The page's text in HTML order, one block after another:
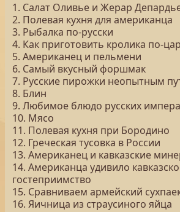
1. Салат Оливье и Жерар
2. Полевая кухня для американца
3. Рыбалка по-русски
4. Как приготовить кролика по-
5. Американец и пельмени
6. Самый вкусный форшмак
7. Русские пирожки неопытным
8. Блин
9. Любимое блюдо русских
10. Мясо
11. Полевая кухня при Бородино
12. Греческая тусовка в России
13. Американец и кавказские
14. Американца удивило
гостеприимство
15. Сравниваем армейский
16. Яичница из страусиного яйца